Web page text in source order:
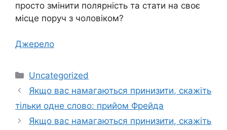
просто змінити полярність та стати на своє
місце поруч з чоловіком?
Джерело
Категорії
Uncategorized
Якщо вас намагаються принизити, скажіть
тільки одне слово: прийом Фрейда
Якщо вас намагаються принизити, скажіть